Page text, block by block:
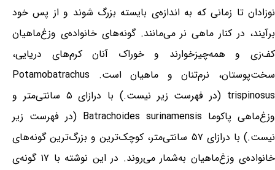
نوزادان تا زمانی که به اندازه‌ی بایسته بزرگ شوند و از پس خود
برآیند، در کنار ماهی نر می‌مانند. گونه‌های خانواده‌ی وزغ‌ماهیان
کف‌زی و همه‌چیزخوارند و خوراک آنان کرم‌های دریایی،
سخت‌پوستان، نرم‌تنان و ماهیان است. Potamobatrachus
trispinosus (در فهرست زیر نیست.) با درازای ۵ سانتی‌متر و
وزغ‌ماهی پاکوما Batrachoides surinamensis (در فهرست زیر
نیست.) با درازای ۵۷ سانتی‌متر، کوچک‌ترین و بزرگ‌ترین گونه‌های
خانواده‌ی وزغ‌ماهیان به‌شمار می‌روند. در این نوشته با ۱۷ گونه‌ی